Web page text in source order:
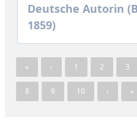
Deutsche Autorin
1859)
« ‹ 1 2 3
8 9 10 › »